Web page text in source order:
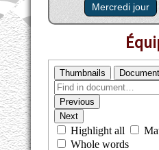
Mercredi jour